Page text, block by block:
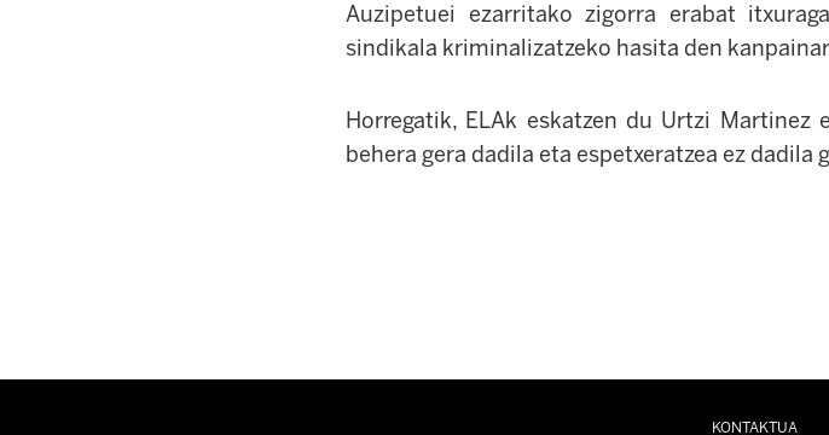
Auzipetuei ezarritako zigorra erabat
sindikala kriminalizatzeko hasita den
Horregatik, ELAk eskatzen du Urtzi
behera gera dadila eta espetxeratzea ez dadila
KONTAKTUA